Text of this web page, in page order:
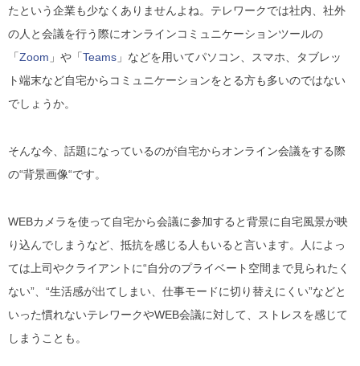
たという企業も少なくありませんよね。テレワークでは社内、社外
の人と会議を行う際にオンラインコミュニケーションツールの
「Zoom 」や「Teams 」などを用いてパソコン、スマホ、タブレッ
ト端末など自宅からコミュニケーションをとる方も多いのではない
でしょうか。
そんな今、話題になっているのが自宅からオンライン会議をする際
の“背景画像“です。
WEBカメラを使って自宅から会議に参加すると背景に自宅風景が映
り込んでしまうなど、抵抗を感じる人もいると言います。人によっ
ては上司やクライアントに“自分のプライベート空間まで見られたく
ない”、“生活感が出てしまい、仕事モードに切り替えにくい”などと
いった慣れないテレワークやWEB会議に対して、ストレスを感じて
しまうことも。